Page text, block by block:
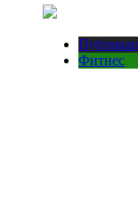
Фитнес